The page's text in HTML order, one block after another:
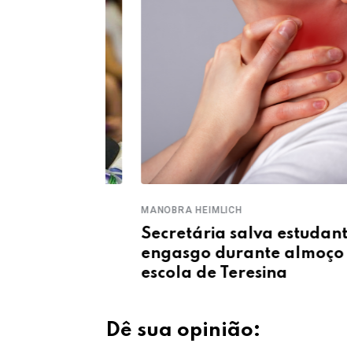
MANOBRA HEIMLICH
Secretária salva estudante de
engasgo durante almoço em
escola de Teresina
Dê sua opinião: